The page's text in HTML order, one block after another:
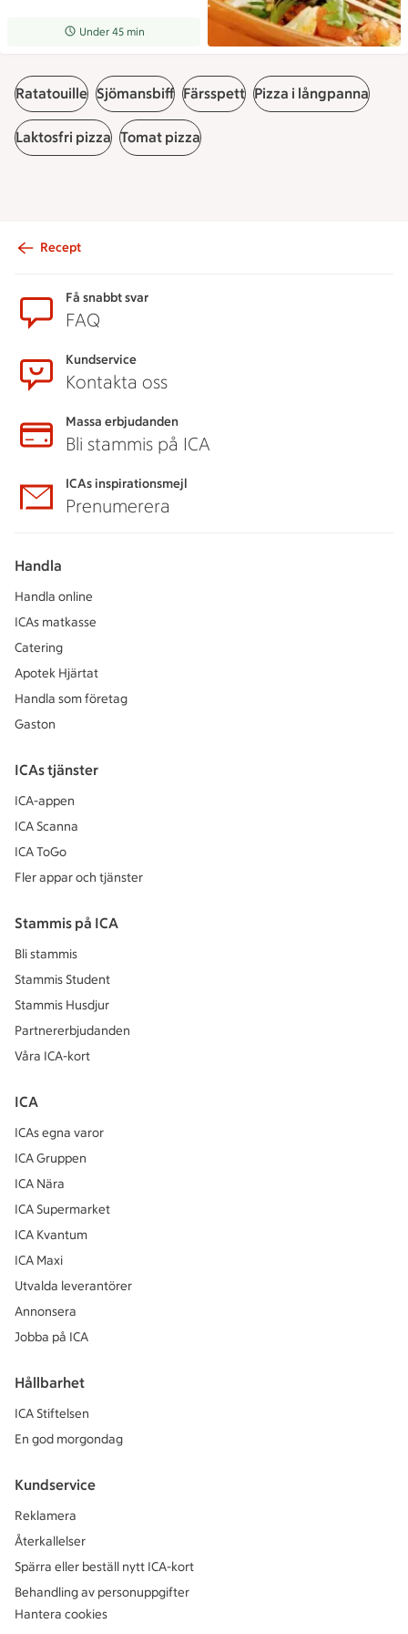
Receptet tar Under 45 min att tillaga
Under 45 min
Ratatouille Sjömansbiff Färsspett Pizza i långpanna
Laktosfri pizza Tomat pizza
Recept
Få snabbt svar
FAQ
Kundservice
Kontakta oss
Massa erbjudanden
Bli stammis på ICA
ICAs inspirationsmejl
Prenumerera
Handla
Handla online
ICAs matkasse
Catering
Apotek Hjärtat
Handla som företag
Gaston
ICAs tjänster
ICA-appen
ICA Scanna
ICA ToGo
Fler appar och tjänster
Stammis på ICA
Bli stammis
Stammis Student
Stammis Husdjur
Partnererbjudanden
Våra ICA-kort
ICA
ICAs egna varor
ICA Gruppen
ICA Nära
ICA Supermarket
ICA Kvantum
ICA Maxi
Utvalda leverantörer
Annonsera
Jobba på ICA
Hållbarhet
ICA Stiftelsen
En god morgondag
Kundservice
Reklamera
Återkallelser
Spärra eller beställ nytt ICA-kort
Behandling av personuppgifter
Hantera cookies